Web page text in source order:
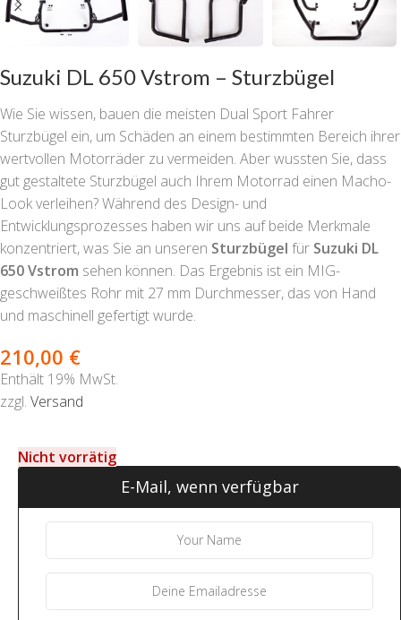
Suzuki DL 650 Vstrom – Sturzbügel
Wie Sie wissen, bauen die meisten Dual Sport Fahrer
Sturzbügel ein, um Schäden an einem bestimmten Bereich ihrer
wertvollen Motorräder zu vermeiden. Aber wussten Sie, dass
gut gestaltete Sturzbügel auch Ihrem Motorrad einen Macho-
Look verleihen? Während des Design- und
Entwicklungsprozesses haben wir uns auf beide Merkmale
konzentriert, was Sie an unseren Sturzbügel für Suzuki DL
650 Vstrom sehen können. Das Ergebnis ist ein MIG-
geschweißtes Rohr mit 27 mm Durchmesser, das von Hand
und maschinell gefertigt wurde.
210,00 €
Enthält 19% MwSt.
zzgl. Versand
Nicht vorrätig
E-Mail, wenn verfügbar